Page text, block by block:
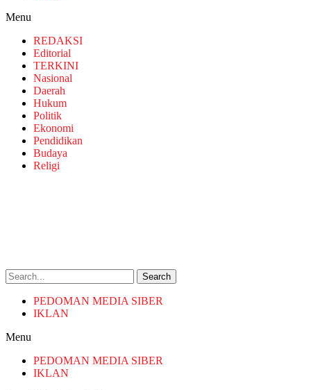
Menu
REDAKSI
Editorial
TERKINI
Nasional
Daerah
Hukum
Politik
Ekonomi
Pendidikan
Budaya
Religi
Search
PEDOMAN MEDIA SIBER
IKLAN
Menu
PEDOMAN MEDIA SIBER
IKLAN